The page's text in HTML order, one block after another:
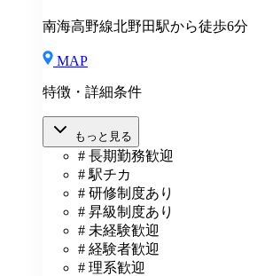
南海高野線北野田駅から徒歩6分
MAP
特徴・詳細条件
もっと見る
# 長期勤務歓迎
# 駅チカ
# 研修制度あり
# 昇級制度あり
# 未経験歓迎
# 経験者歓迎
# 理系歓迎